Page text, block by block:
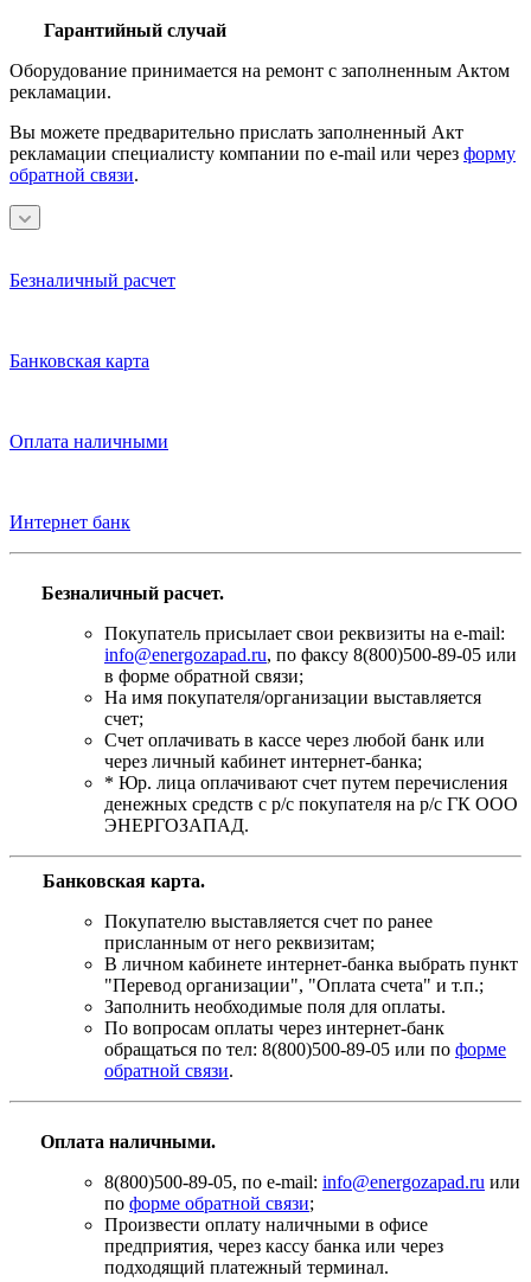
Гарантийный случай
Оборудование принимается на ремонт с заполненным Актом
рекламации.
Вы можете предварительно прислать заполненный Акт
рекламации специалисту компании по e-mail или через форму
обратной связи.
Безналичный расчет
Банковская карта
Оплата наличными
Интернет банк
Безналичный расчет.
Покупатель присылает свои реквизиты на e-mail:
info@energozapad.ru, по факсу 8(800)500-89-05 или
в форме обратной связи;
На имя покупателя/организации выставляется
счет;
Счет оплачивать в кассе через любой банк или
через личный кабинет интернет-банка;
* Юр. лица оплачивают счет путем перечисления
денежных средств с р/с покупателя на р/с ГК ООО
ЭНЕРГОЗАПАД.
Банковская карта.
Покупателю выставляется счет по ранее
присланным от него реквизитам;
В личном кабинете интернет-банка выбрать пункт
"Перевод организации", "Оплата счета" и т.п.;
Заполнить необходимые поля для оплаты.
По вопросам оплаты через интернет-банк
обращаться по тел: 8(800)500-89-05 или по форме
обратной связи.
Оплата наличными.
8(800)500-89-05, по e-mail: info@energozapad.ru или
по форме обратной связи;
Произвести оплату наличными в офисе
предприятия, через кассу банка или через
подходящий платежный терминал.